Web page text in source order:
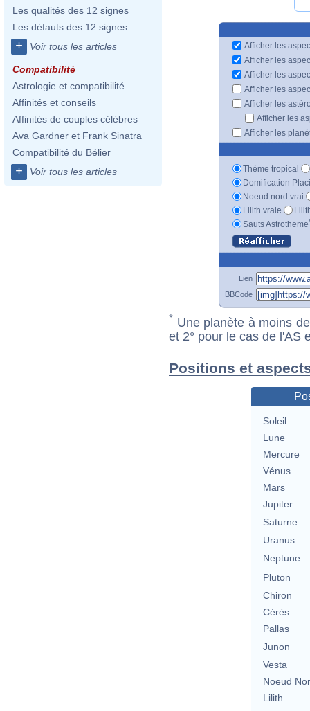
Les qualités des 12 signes
Les défauts des 12 signes
+ Voir tous les articles
Compatibilité
Astrologie et compatibilité
Affinités et conseils
Affinités de couples célèbres
Ava Gardner et Frank Sinatra
Compatibilité du Bélier
+ Voir tous les articles
Afficher les
Afficher les
Afficher les
Afficher les
Afficher les
Afficher les
Afficher les
Thème tropical
Domification
Noeud nord vrai
Lilith vraie
Sauts Astrotheme
Lien
BBCode
* Une planète à moins
et 2° pour le cas de l'AS
Positions et
Soleil
Lune
Mercure
Vénus
Mars
Jupiter
Saturne
Uranus
Neptune
Pluton
Chiron
Cérès
Pallas
Junon
Vesta
Noeud
Lilith